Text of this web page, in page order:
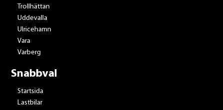
Trollhättan
Uddevalla
Ulricehamn
Vara
Varberg
Snabbval
Startsida
Lastbilar